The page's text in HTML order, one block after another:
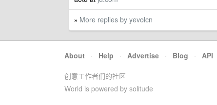
» More replies by yevolcn
About · Help · Advertise · Blog · API
创意工作者们的社区
World is powered by solitude